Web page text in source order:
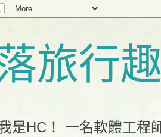
旅行
是HC！ 一名軟體工程